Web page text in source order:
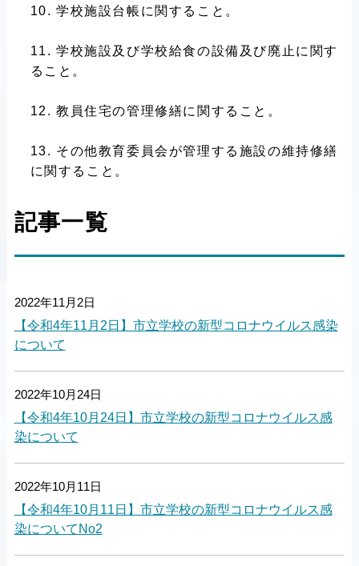
学校施設台帳に関すること。
学校施設及び学校給食の設備及び廃止に関す
ること。
教員住宅の管理修繕に関すること。
その他教育委員会が管理する施設の維持修繕
に関すること。
記事一覧
2022年11月2日
【令和4年11月2日】市立学校の新型コロナウイルス感染
について
2022年10月24日
【令和4年10月24日】市立学校の新型コロナウイルス感
染について
2022年10月11日
【令和4年10月11日】市立学校の新型コロナウイルス感
染についてNo2